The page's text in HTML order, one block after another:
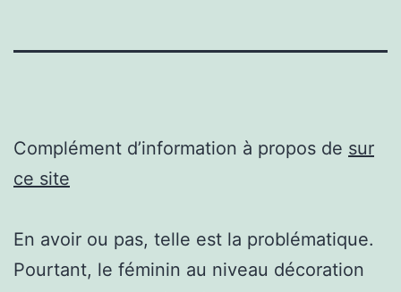
Complément d’information à propos de sur
ce site
En avoir ou pas, telle est la problématique.
Pourtant, le féminin au niveau décoration